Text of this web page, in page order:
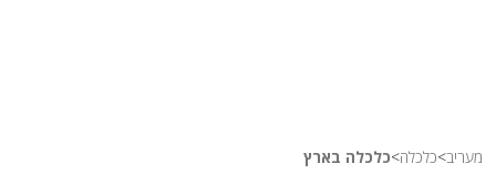
מעריב>כלכלה>כלכלה בארץ